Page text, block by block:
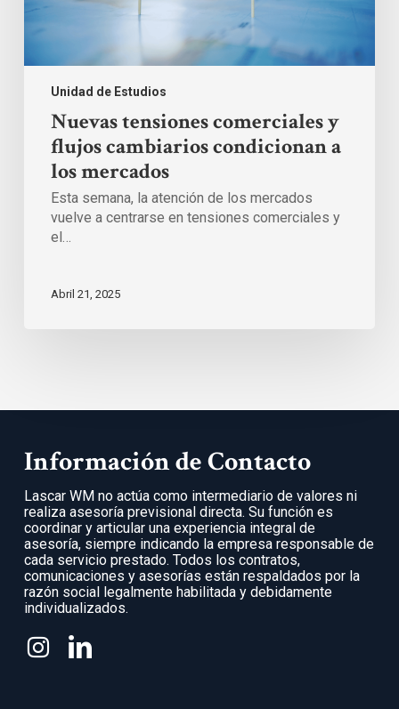
Unidad de Estudios
Nuevas tensiones comerciales y
flujos cambiarios condicionan a
los mercados
Esta semana, la atención de los mercados
vuelve a centrarse en tensiones comerciales y
el…
Abril 21, 2025
Información de Contacto
Lascar WM no actúa como intermediario de valores ni
realiza asesoría previsional directa. Su función es
coordinar y articular una experiencia integral de
asesoría, siempre indicando la empresa responsable de
cada servicio prestado. Todos los contratos,
comunicaciones y asesorías están respaldados por la
razón social legalmente habilitada y debidamente
individualizados.